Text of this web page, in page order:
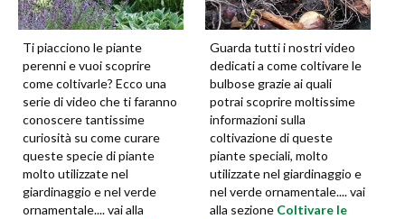
Ti piacciono le piante
perenni e vuoi scoprire
come coltivarle? Ecco una
serie di video che ti faranno
conoscere tantissime
curiosità su come curare
queste specie di piante
molto utilizzate nel
giardinaggio e nel verde
ornamentale.... vai alla
Guarda tutti i nostri video
dedicati a come coltivare le
bulbose grazie ai quali
potrai scoprire moltissime
informazioni sulla
coltivazione di queste
piante speciali, molto
utilizzate nel giardinaggio e
nel verde ornamentale.... vai
alla sezione Coltivare le